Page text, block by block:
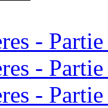
-
-
-